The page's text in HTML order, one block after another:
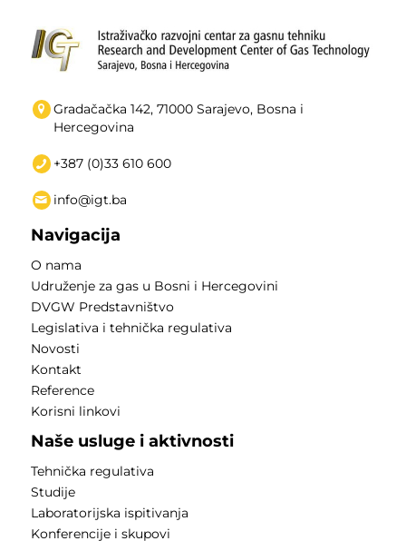
Gradačačka 142, 71000 Sarajevo, Bosna i
Hercegovina
+387 (0)33 610 600
info@igt.ba
Navigacija
O nama
Udruženje za gas u Bosni i Hercegovini
DVGW Predstavništvo
Legislativa i tehnička regulativa
Novosti
Kontakt
Reference
Korisni linkovi
Naše usluge i aktivnosti
Tehnička regulativa
Studije
Laboratorijska ispitivanja
Konferencije i skupovi